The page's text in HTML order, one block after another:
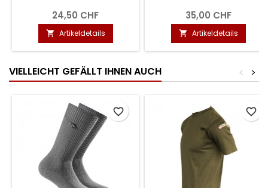
24,50 CHF
 Artikeldetails
35,00 CHF
 Artikeldetails
VIELLEICHT GEFÄLLT IHNEN AUCH >
<
favorite_border favorite_border